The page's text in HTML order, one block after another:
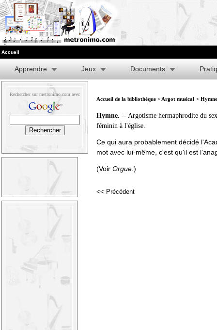
Accueil
Apprendre Jeux Documents
Rechercher sur metronimo.com avec
Accueil de la bibliothèque > Argot musical >
Hymne. -- Argotisme hermaphrodite du
féminin à l'église.
Ce qui aura probablement décidé
mot avec lui-même, c'est qu'il est
(Voir Orgue .)
<< Précédent